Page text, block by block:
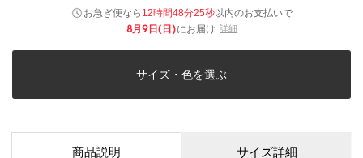
お急ぎ便なら 12時間48分25秒以内のお支払いで
8月9日(日)にお届け 詳細
サイズ・色を選ぶ
商品説明 サイズ詳細